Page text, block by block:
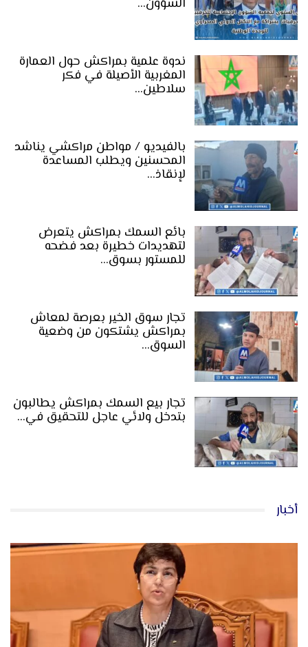
الشؤون…
ندوة علمية بمراكش حول العمارة
المغربية الأصيلة في فكر
سلاطين…
بالفيديو / مواطن مراكشي يناشد
المحسنين ويطلب المساعدة
لإنقاذ…
بائع السمك بمراكش يتعرض
لتهديدات خطيرة بعد فضحه
للمستور بسوق…
تجار سوق الخير بعرصة لمعاش
بمراكش يشتكون من وضعية
السوق…
تجار بيع السمك بمراكش يطالبون
بتدخل ولائي عاجل للتحقيق في…
أخبار